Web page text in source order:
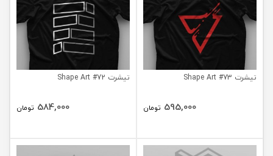
تیشرت Shape Art #73
595,000 تومان
تیشرت Shape Art #72
584,000 تومان